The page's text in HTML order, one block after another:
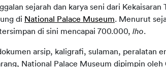
sejarah dan karya seni dari
di National Palace Museum. Menurut
di sini mencapai 700.000, lho.
arsip, kaligrafi, sulaman, peralatan
National Palace Museum dipimpin